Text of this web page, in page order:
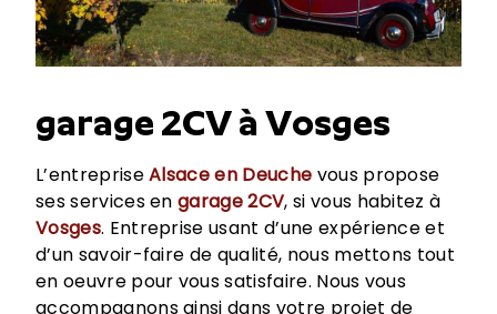
garage 2CV à Vosges
L’entrepriseAlsace en Deuche vous propose
ses services engarage 2CV, si vous habitez à
Vosges. Entreprise usant d’une expérience et
d’un savoir-faire de qualité, nous mettons tout
en oeuvre pour vous satisfaire. Nous vous
accompagnons ainsi dans votre projet de